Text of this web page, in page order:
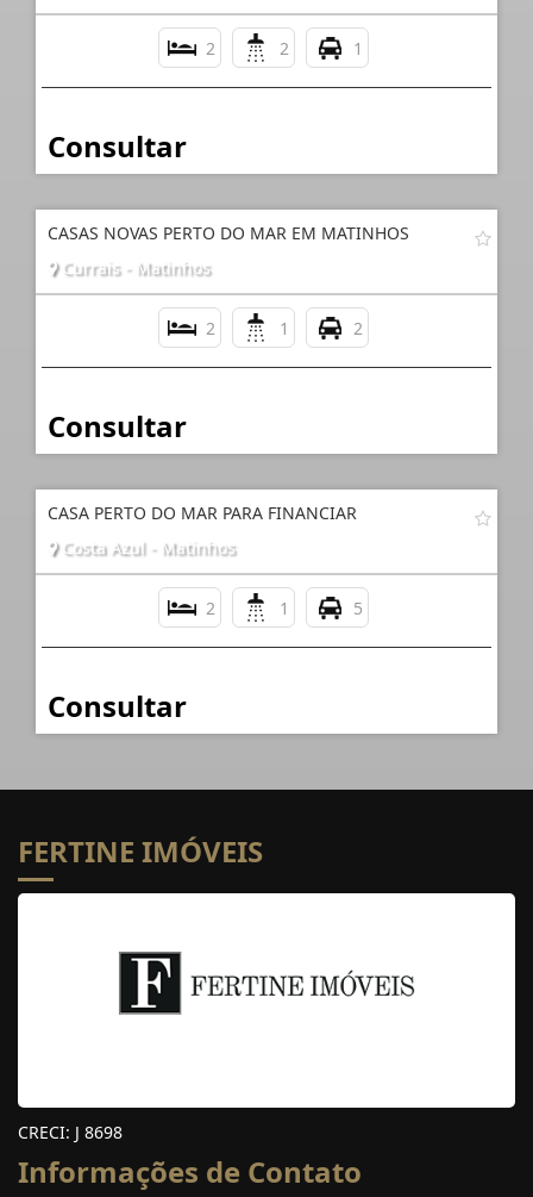
2 2 1
Consultar
CASAS NOVAS PERTO DO MAR EM MATINHOS
Currais - Matinhos
2 1 2
Consultar
CASA PERTO DO MAR PARA FINANCIAR
Costa Azul - Matinhos
2 1 5
Consultar
FERTINE IMÓVEIS
CRECI: J 8698
Informações de Contato